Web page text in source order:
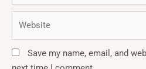
Save my name, email, and